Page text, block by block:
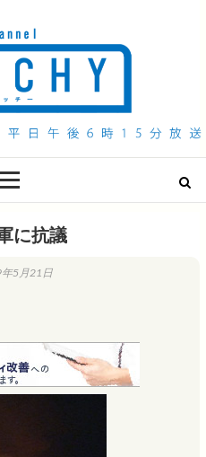
に抗議
5月21日